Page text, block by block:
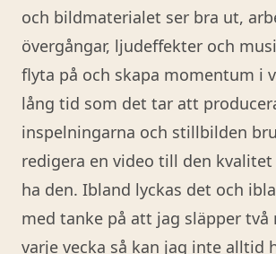
och bildmaterialet ser bra ut,
övergångar, ljudeffekter och
flyta på och skapa momentum i
lång tid som det tar att
inspelningarna och stillbilden
redigera en video till den
ha den. Ibland lyckas det och
med tanke på att jag släpper två
varje vecka så kan jag inte alltid